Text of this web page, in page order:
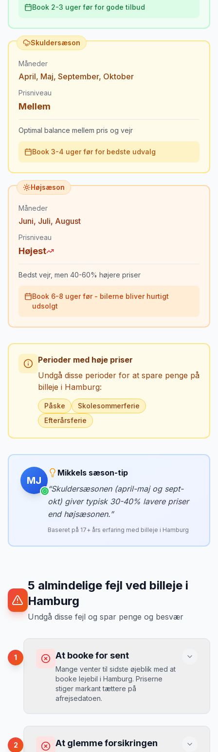
Book 2-3 uger før for gode tilbud
Skuldersæson
Måneder
April, Maj, September, Oktober
Prisniveau
Mellem
Optimal balance mellem pris og vejr
Book 3-4 uger før for bedste udvalg
Højsæson
Måneder
Juni, Juli, August
Prisniveau
Højest
Bedst vejr, men 40-60% højere priser
Book 6-8 uger før - bilerne bliver hurtigt
udsolgt
Perioder med høje priser
Undgå disse perioder for at spare penge på
billeje i Hamburg:
Påske
Skolesommerferie
Efterårsferie
MJ
Mikkels sæson-tip
“Skuldersæsonen (april-maj og sept-
okt) giver typisk 30-40% lavere priser
end højsæsonen.”
Baseret på 17+ års erfaring med billeje i Hamburg
5 almindelige fejl ved billeje i
Hamburg
Undgå disse fejl og spar penge og besvær
1 At booke for sent
Mange venter til sidste øjeblik med at
booke lejebil i Hamburg. Priserne
stiger markant tættere på
afrejsedatoen.
Du betaler 30-50% mere, og de bedste
biler er udsolgt.
2 At glemme forsikringen